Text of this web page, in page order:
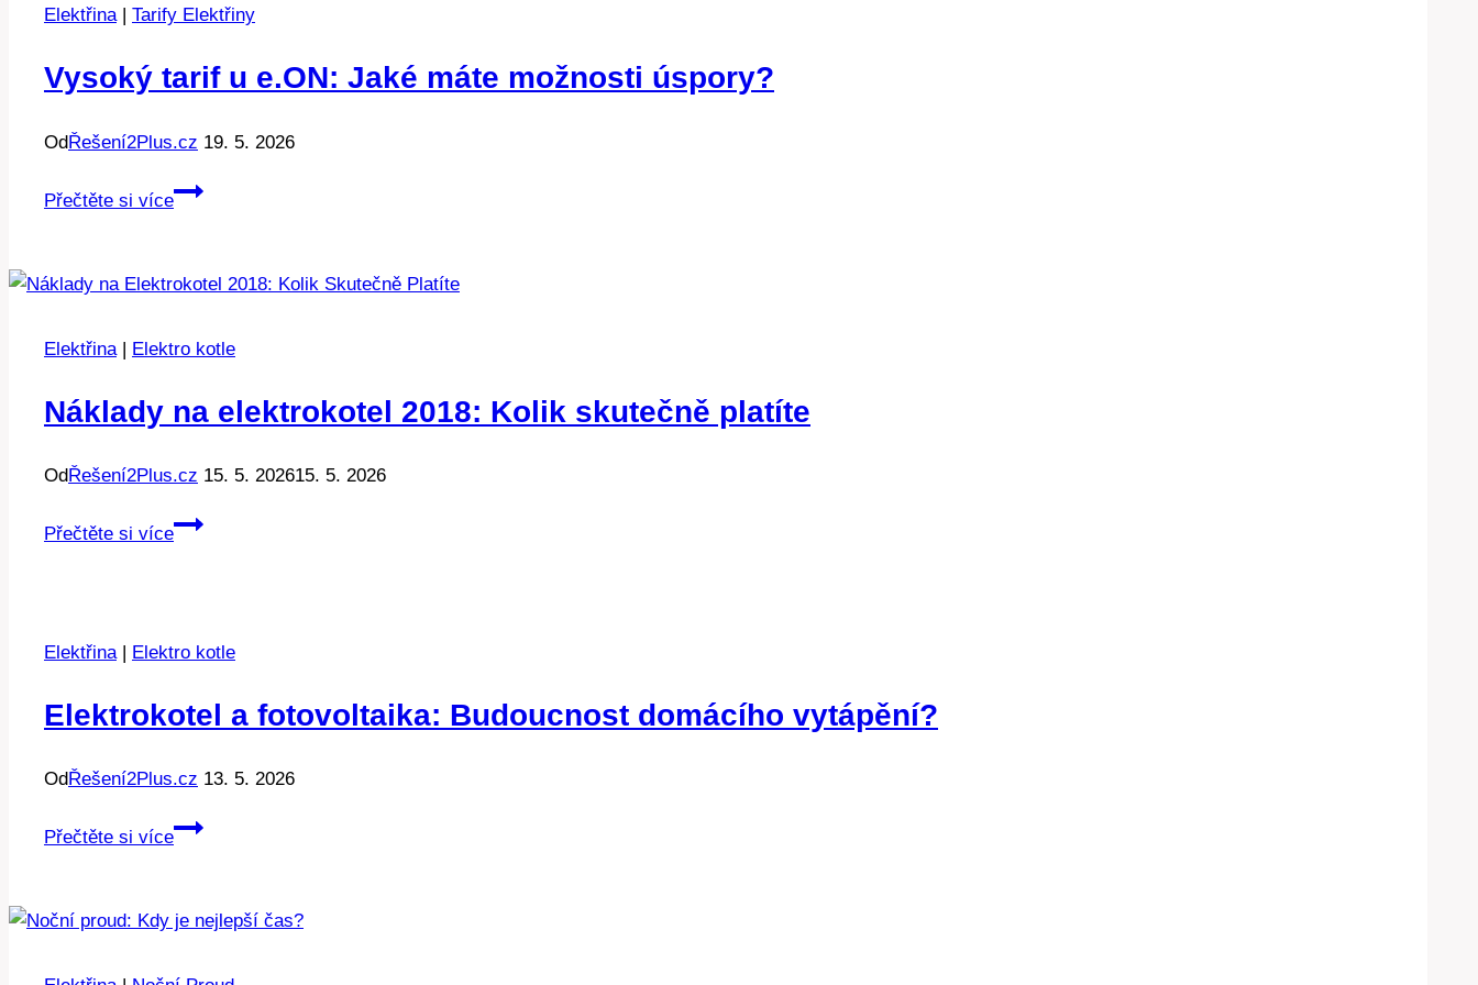
přepínat?
Elektřina| Tarify Elektřiny
Vysoký tarif u e.ON: Jaké máte možnosti úspory?
OdŘešení2Plus.cz 19. 5. 2026
Přečtěte si více
Vysoký
e.ON:
máte
úspory?
Elektřina | Elektro kotle
Náklady na elektrokotel 2018: Kolik skutečně platíte
OdŘešení2Plus.cz 15. 5. 202615. 5. 2026
Přečtěte si více
Náklady
Kolik
platíte
Elektřina| Elektro kotle
Elektrokotel a fotovoltaika: Budoucnost domácího vytápění?
Od Řešení2Plus.cz 13. 5. 2026
Přečtěte si více
Elektrokotel
Budoucnost
vytápění?